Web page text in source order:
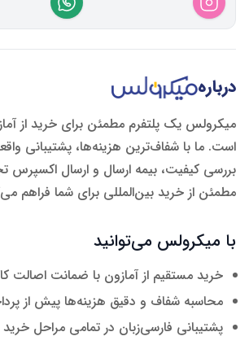
درباره
میکرولس یک پلتفرم مطمئن برای خرید از
است. ما با شفاف‌ترین هزینه‌ها، پشتیبانی
بررسی کیفیت، بیمه ارسال و ارسال اکسپرس
مطمئن از خرید بین‌المللی برای شما فراهم
با میکرولس می‌توانید
خرید مستقیم از آمازون با ضمانت اصالت
محاسبه شفاف و دقیق هزینه‌ها پیش از
پشتیبانی فارسی‌زبان در تمامی مراحل خرید